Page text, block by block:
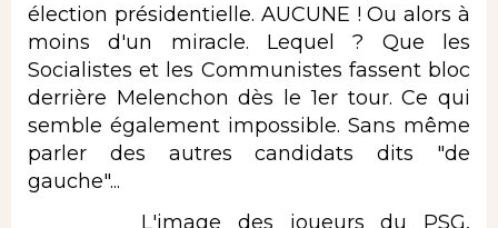
élection présidentielle. AUCUNE ! Ou alors à
moins d'un miracle. Lequel ? Que les
Socialistes et les Communistes fassent bloc
derrière Melenchon dès le 1er tour. Ce qui
semble également impossible. Sans même
parler des autres candidats dits "de
gauche"...
L'image des joueurs du PSG,